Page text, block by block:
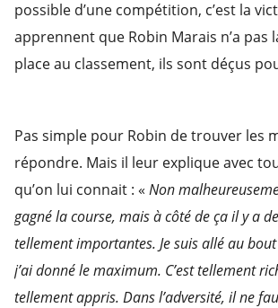
possible d’une compétition, c’est la
apprennent que Robin Marais n’a pas
place au classement, ils sont déçus
Pas simple pour Robin de trouver les
répondre. Mais il leur explique avec
qu’on lui connait : « Non
gagné la course, mais à côté de ça il y a
tellement importantes. Je suis allé au
j’ai donné le maximum. C’est tellement
tellement appris. Dans l’adversité, il ne